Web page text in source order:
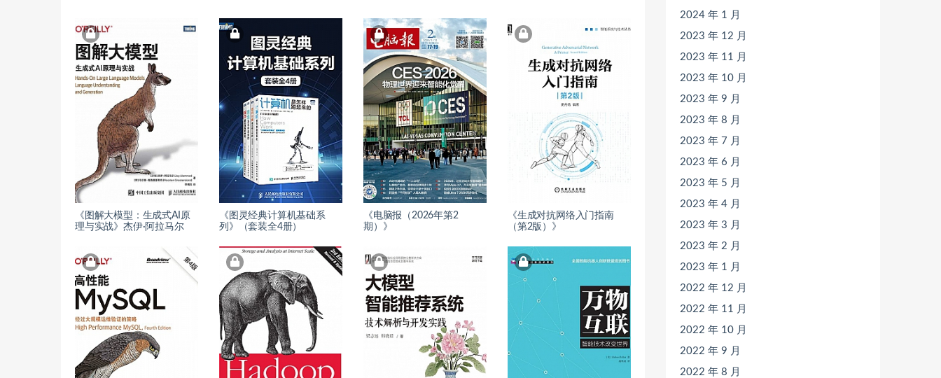
《图解大模型：生成式AI原
理与实战》杰伊·阿拉马尔
《图灵经典计算机基础系
列》（套装全4册）
《电脑报（2026年第2
期）》
《生成对抗网络入门指南
（第2版）》
2024 年 1 月
2023 年 12 月
2023 年 11 月
2023 年 10 月
2023 年 9 月
2023 年 8 月
2023 年 7 月
2023 年 6 月
2023 年 5 月
2023 年 4 月
2023 年 3 月
2023 年 2 月
2023 年 1 月
2022 年 12 月
2022 年 11 月
2022 年 10 月
2022 年 9 月
2022 年 8 月